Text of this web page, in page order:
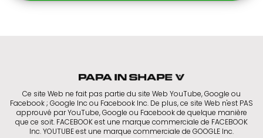
Ce site Web ne fait pas partie du site Web YouTube, Google ou
Facebook ; Google Inc ou Facebook Inc. De plus, ce site Web n'est PAS
approuvé par YouTube, Google ou Facebook de quelque manière
que ce soit. FACEBOOK est une marque commerciale de FACEBOOK
Inc. YOUTUBE est une marque commerciale de GOOGLE Inc.